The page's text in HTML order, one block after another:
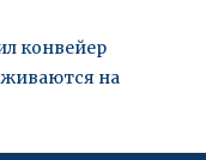
конвейер
на